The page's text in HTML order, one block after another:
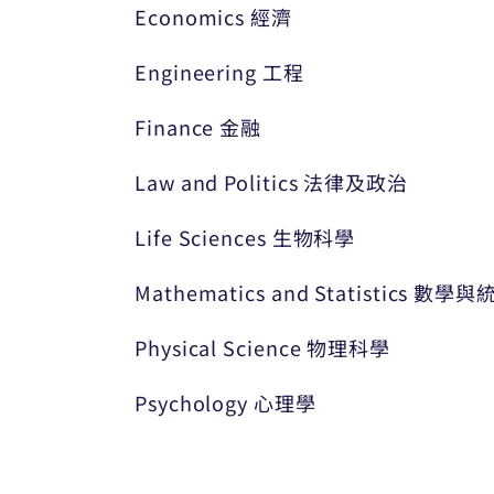
Economics 經濟
Engineering 工程
Finance 金融
Law and Politics 法律及政治
Life Sciences 生物科學
Mathematics and Statistics 數學與
Physical Science 物理科學
Psychology 心理學